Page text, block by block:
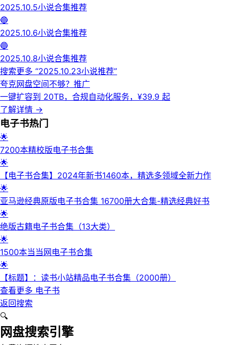
️2025.10.5小说合集推荐
🔵
️2025.10.6小说合集推荐
🔵
️2025.10.8小说合集推荐
搜索更多 “️2025.10.23小说推荐”
夸克网盘空间不够？ 推广
一键扩容到 20TB，合规自动化服务，¥39.9 起
了解详情 →
电子书热门
🌟
7200本精校版电子书合集
🌟
【电子书合集】2024年新书1460本，精选多领域全新力作
🌟
亚马逊经典原版电子书合集 16700册大合集-精选经典好书
🌟
绝版古籍电子书合集（13大类）
🌟
1500本当当网电子书合集
🌟
【标题】：读书小站精品电子书合集（2000册）
查看更多 电子书
返回搜索
🔍
网盘搜索引擎